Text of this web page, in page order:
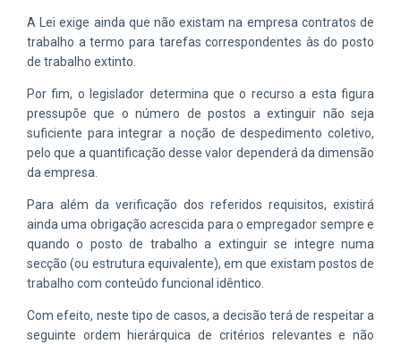
A Lei exige ainda que não existam na empresa contratos de
trabalho a termo para tarefas correspondentes às do posto
de trabalho extinto.
Por fim, o legislador determina que o recurso a esta figura
pressupõe que o número de postos a extinguir não seja
suficiente para integrar a noção de despedimento coletivo,
pelo que a quantificação desse valor dependerá da dimensão
da empresa.
Para além da verificação dos referidos requisitos, existirá
ainda uma obrigação acrescida para o empregador sempre e
quando o posto de trabalho a extinguir se integre numa
secção (ou estrutura equivalente), em que existam postos de
trabalho com conteúdo funcional idêntico.
Com efeito, neste tipo de casos, a decisão terá de respeitar a
seguinte ordem hierárquica de critérios relevantes e não